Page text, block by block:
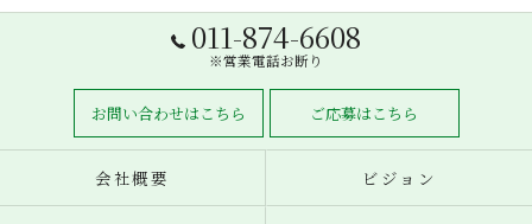
011-874-6608
※営業電話お断り
お問い合わせはこちら ご応募はこちら
会社概要 ビジョン